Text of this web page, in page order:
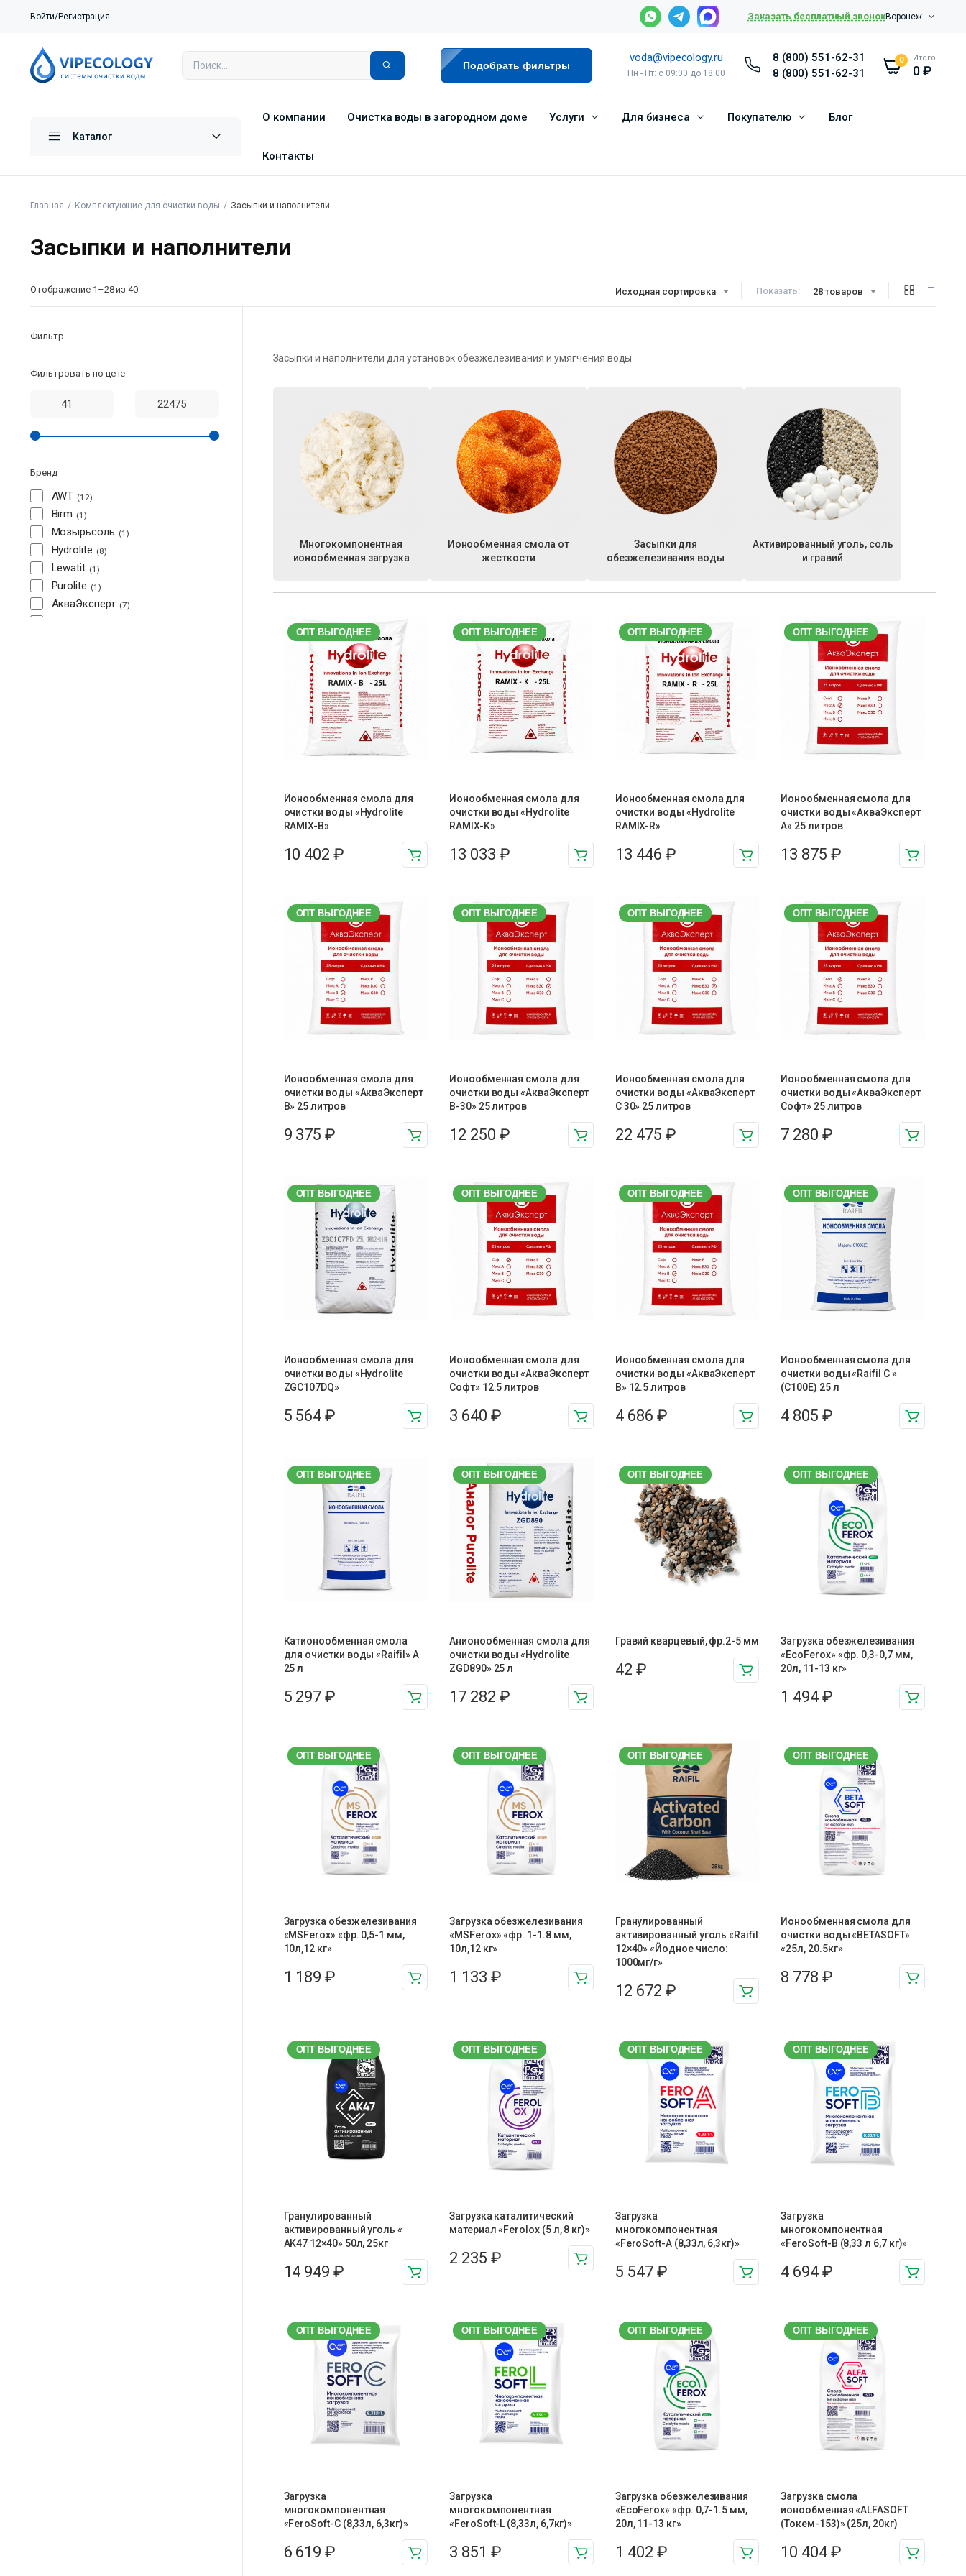
Войти/Регистрация Заказать бесплатный звонокВоронеж
Подобрать фильтры
voda@vipecology.ru
Пн - Пт: с 09:00 до 18:00
8 (800) 551-62-31
8 (800) 551-62-31
0 Итого
0₽
Каталог
О компании Очистка воды в загородном доме Услуги Для бизнеса Покупателю Блог
Контакты
Главная Комплектующие для очистки воды Засыпки и наполнители
Засыпки и наполнители
Исходная сортировка Показать: 28 товаров
Отображение 1–28 из 40
Засыпки и наполнители для установок обезжелезивания и умягчения воды
Многокомпонентная
ионообменная загрузка
Ионообменная смола от
жесткости
Засыпки для
обезжелезивания воды
Активированный уголь, соль
и гравий
ОПТ ВЫГОДНЕЕ
Ионообменная смола для
очистки воды «Hydrolite
RAMIX-B»
10 402₽
ОПТ ВЫГОДНЕЕ
Ионообменная смола для
очистки воды «Hydrolite
RAMIX-K»
13 033 ₽
ОПТ ВЫГОДНЕЕ
Ионообменная смола для
очистки воды «Hydrolite
RAMIX-R»
13 446 ₽
ОПТ ВЫГОДНЕЕ
Ионообменная смола для
очистки воды «АкваЭксперт
A» 25 литров
13 875₽
ОПТ ВЫГОДНЕЕ
Ионообменная смола для
очистки воды «АкваЭксперт
В» 25 литров
9 375₽
ОПТ ВЫГОДНЕЕ
Ионообменная смола для
очистки воды «АкваЭксперт
В-30» 25 литров
12 250 ₽
ОПТ ВЫГОДНЕЕ
Ионообменная смола для
очистки воды «АкваЭксперт
С 30» 25 литров
22 475 ₽
ОПТ ВЫГОДНЕЕ
Ионообменная смола для
очистки воды «АкваЭксперт
Софт» 25 литров
7 280₽
ОПТ ВЫГОДНЕЕ
Ионообменная смола для
очистки воды «Hydrolite
ZGC107DQ»
5 564₽
ОПТ ВЫГОДНЕЕ
Ионообменная смола для
очистки воды «АкваЭксперт
Софт» 12.5 литров
3 640 ₽
ОПТ ВЫГОДНЕЕ
Ионообменная смола для
очистки воды «АкваЭксперт
В» 12.5 литров
4 686 ₽
ОПТ ВЫГОДНЕЕ
Ионообменная смола для
очистки воды «Raifil C »
(C100E) 25 л
4 805₽
ОПТ ВЫГОДНЕЕ
Катионообменная смола
для очистки воды «Raifil» A
25 л
5 297₽
ОПТ ВЫГОДНЕЕ
Анионообменная смола для
очистки воды «Hydrolite
ZGD890» 25 л
17 282 ₽
ОПТ ВЫГОДНЕЕ
Гравий кварцевый, фр.2-5 мм
42 ₽
ОПТ ВЫГОДНЕЕ
Загрузка обезжелезивания
«EcoFerox» «фр. 0,3-0,7 мм,
20л, 11-13 кг»
1 494₽
ОПТ ВЫГОДНЕЕ
Загрузка обезжелезивания
«MSFerox» «фр. 0,5-1 мм,
10л,12 кг»
1 189₽
ОПТ ВЫГОДНЕЕ
Загрузка обезжелезивания
«MSFerox» «фр. 1-1.8 мм,
10л,12 кг»
1 133 ₽
ОПТ ВЫГОДНЕЕ
Гранулированный
активированный уголь «Raifil
12×40» «Йодное число:
1000мг/г»
12 672 ₽
ОПТ ВЫГОДНЕЕ
Ионообменная смола для
очистки воды «BETASOFT»
«25л, 20.5кг»
8 778₽
ОПТ ВЫГОДНЕЕ
Гранулированный
активированный уголь «
AK47 12×40» 50л, 25кг
14 949₽
ОПТ ВЫГОДНЕЕ
Загрузка каталитический
материал «Ferolox (5 л, 8 кг)»
2 235 ₽
ОПТ ВЫГОДНЕЕ
Загрузка
многокомпонентная
«FeroSoft-A (8,33л, 6,3кг)»
5 547 ₽
ОПТ ВЫГОДНЕЕ
Загрузка
многокомпонентная
«FeroSoft-B (8,33 л 6,7 кг)»
4 694₽
ОПТ ВЫГОДНЕЕ
Загрузка
многокомпонентная
«FeroSoft-C (8,33л, 6,3кг)»
6 619₽
ОПТ ВЫГОДНЕЕ
Загрузка
многокомпонентная
«FeroSoft-L (8,33л, 6,7кг)»
3 851 ₽
ОПТ ВЫГОДНЕЕ
Загрузка обезжелезивания
«EcoFerox» «фр. 0,7-1.5 мм,
20л, 11-13 кг»
1 402 ₽
ОПТ ВЫГОДНЕЕ
Загрузка смола
ионообменная «ALFASOFT
(Токем-153)» (25л, 20кг)
10 404₽
Фильтр
Фильтровать по цене
Бренд
AWT 12
Birm 1
Мозырьсоль 1
Hydrolite 8
Lewatit 1
Purolite 1
АкваЭксперт 7